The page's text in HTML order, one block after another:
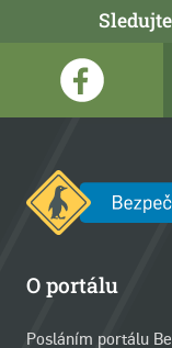
O portálu
Posláním portálu